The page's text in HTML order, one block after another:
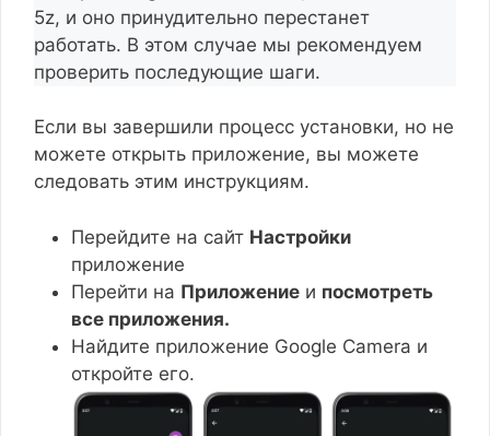
5z, и оно принудительно перестанет
работать. В этом случае мы рекомендуем
проверить последующие шаги.
Если вы завершили процесс установки, но не
можете открыть приложение, вы можете
следовать этим инструкциям.
Перейдите на сайт Настройки
приложение
Перейти на Приложение и посмотреть
все приложения.
Найдите приложение Google Camera и
откройте его.